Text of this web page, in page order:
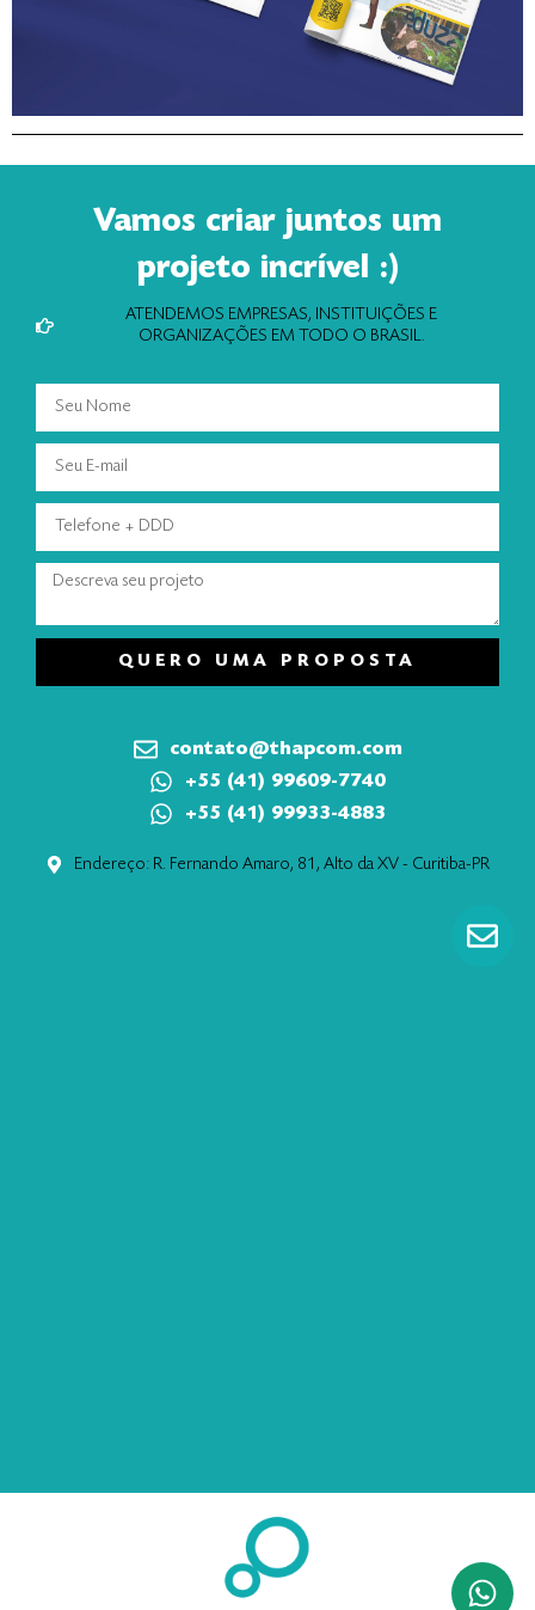
Vamos criar juntos um
projeto incrível :)
ATENDEMOS EMPRESAS, INSTITUIÇÕES E
ORGANIZAÇÕES EM TODO O BRASIL.
QUERO UMA PROPOSTA
contato@thapcom.com
+55 (41) 99609-7740
+55 (41) 99933-4883
Endereço: R. Fernando Amaro, 81, Alto da XV - Curitiba-PR